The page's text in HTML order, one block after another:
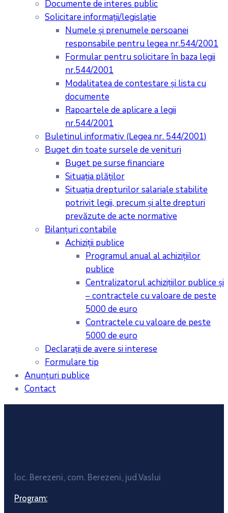
Documente de interes public
Solicitare informații/legislație
Numele și prenumele persoanei
responsabile pentru legea nr.544/2001
Formular pentru solicitare în baza legii
nr.544/2001
Modalitatea de contestare și lista cu
documente
Rapoartele de aplicare a legii
nr.544/2001
Buletinul informativ (Legea nr. 544/2001)
Buget din toate sursele de venituri
Buget pe surse financiare
Situaţia plăţilor
Situaţia drepturilor salariale stabilite
potrivit legii, precum şi alte drepturi
prevăzute de acte normative
Bilanţuri contabile
Achiziţii publice
Programul anual al achiziţiilor
publice
Centralizatorul achiziţiilor publice şi
– contractele cu valoare de peste
5000 de euro
Contractele cu valoare de peste
5000 de euro
Declarații de avere si interese
Formulare tip
Anunțuri publice
Contact
loc. Berezeni, com. Berezeni, jud.Vaslui
Program: